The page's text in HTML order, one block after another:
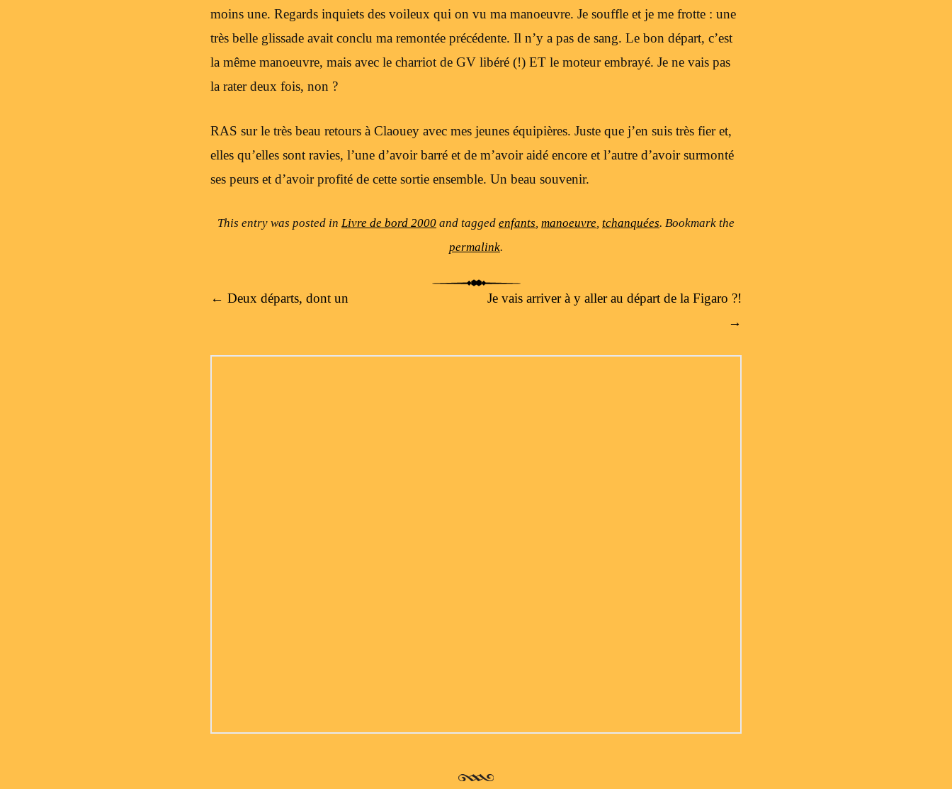
moins une. Regards inquiets des voileux qui on vu ma manoeuvre. Je souffle et je me frotte : une
très belle glissade avait conclu ma remontée précédente. Il n’y a pas de sang. Le bon départ, c’est
la même manoeuvre, mais avec le charriot de GV libéré (!) ET le moteur embrayé. Je ne vais pas
la rater deux fois, non ?
RAS sur le très beau retours à Claouey avec mes jeunes équipières. Juste que j’en suis très fier et,
elles qu’elles sont ravies, l’une d’avoir barré et de m’avoir aidé encore et l’autre d’avoir surmonté
ses peurs et d’avoir profité de cette sortie ensemble. Un beau souvenir.
This entry was posted in Livre de bord 2000 and tagged enfants, manoeuvre, tchanquées. Bookmark the
permalink.
Post navigation
← Deux départs, dont un
Je vais arriver à y aller au départ de la Figaro ?!
→